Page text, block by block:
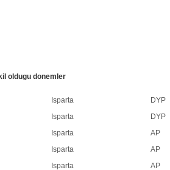
oldugu donemler
Isparta
DYP
Isparta
DYP
Isparta
AP
Isparta
AP
Isparta AP